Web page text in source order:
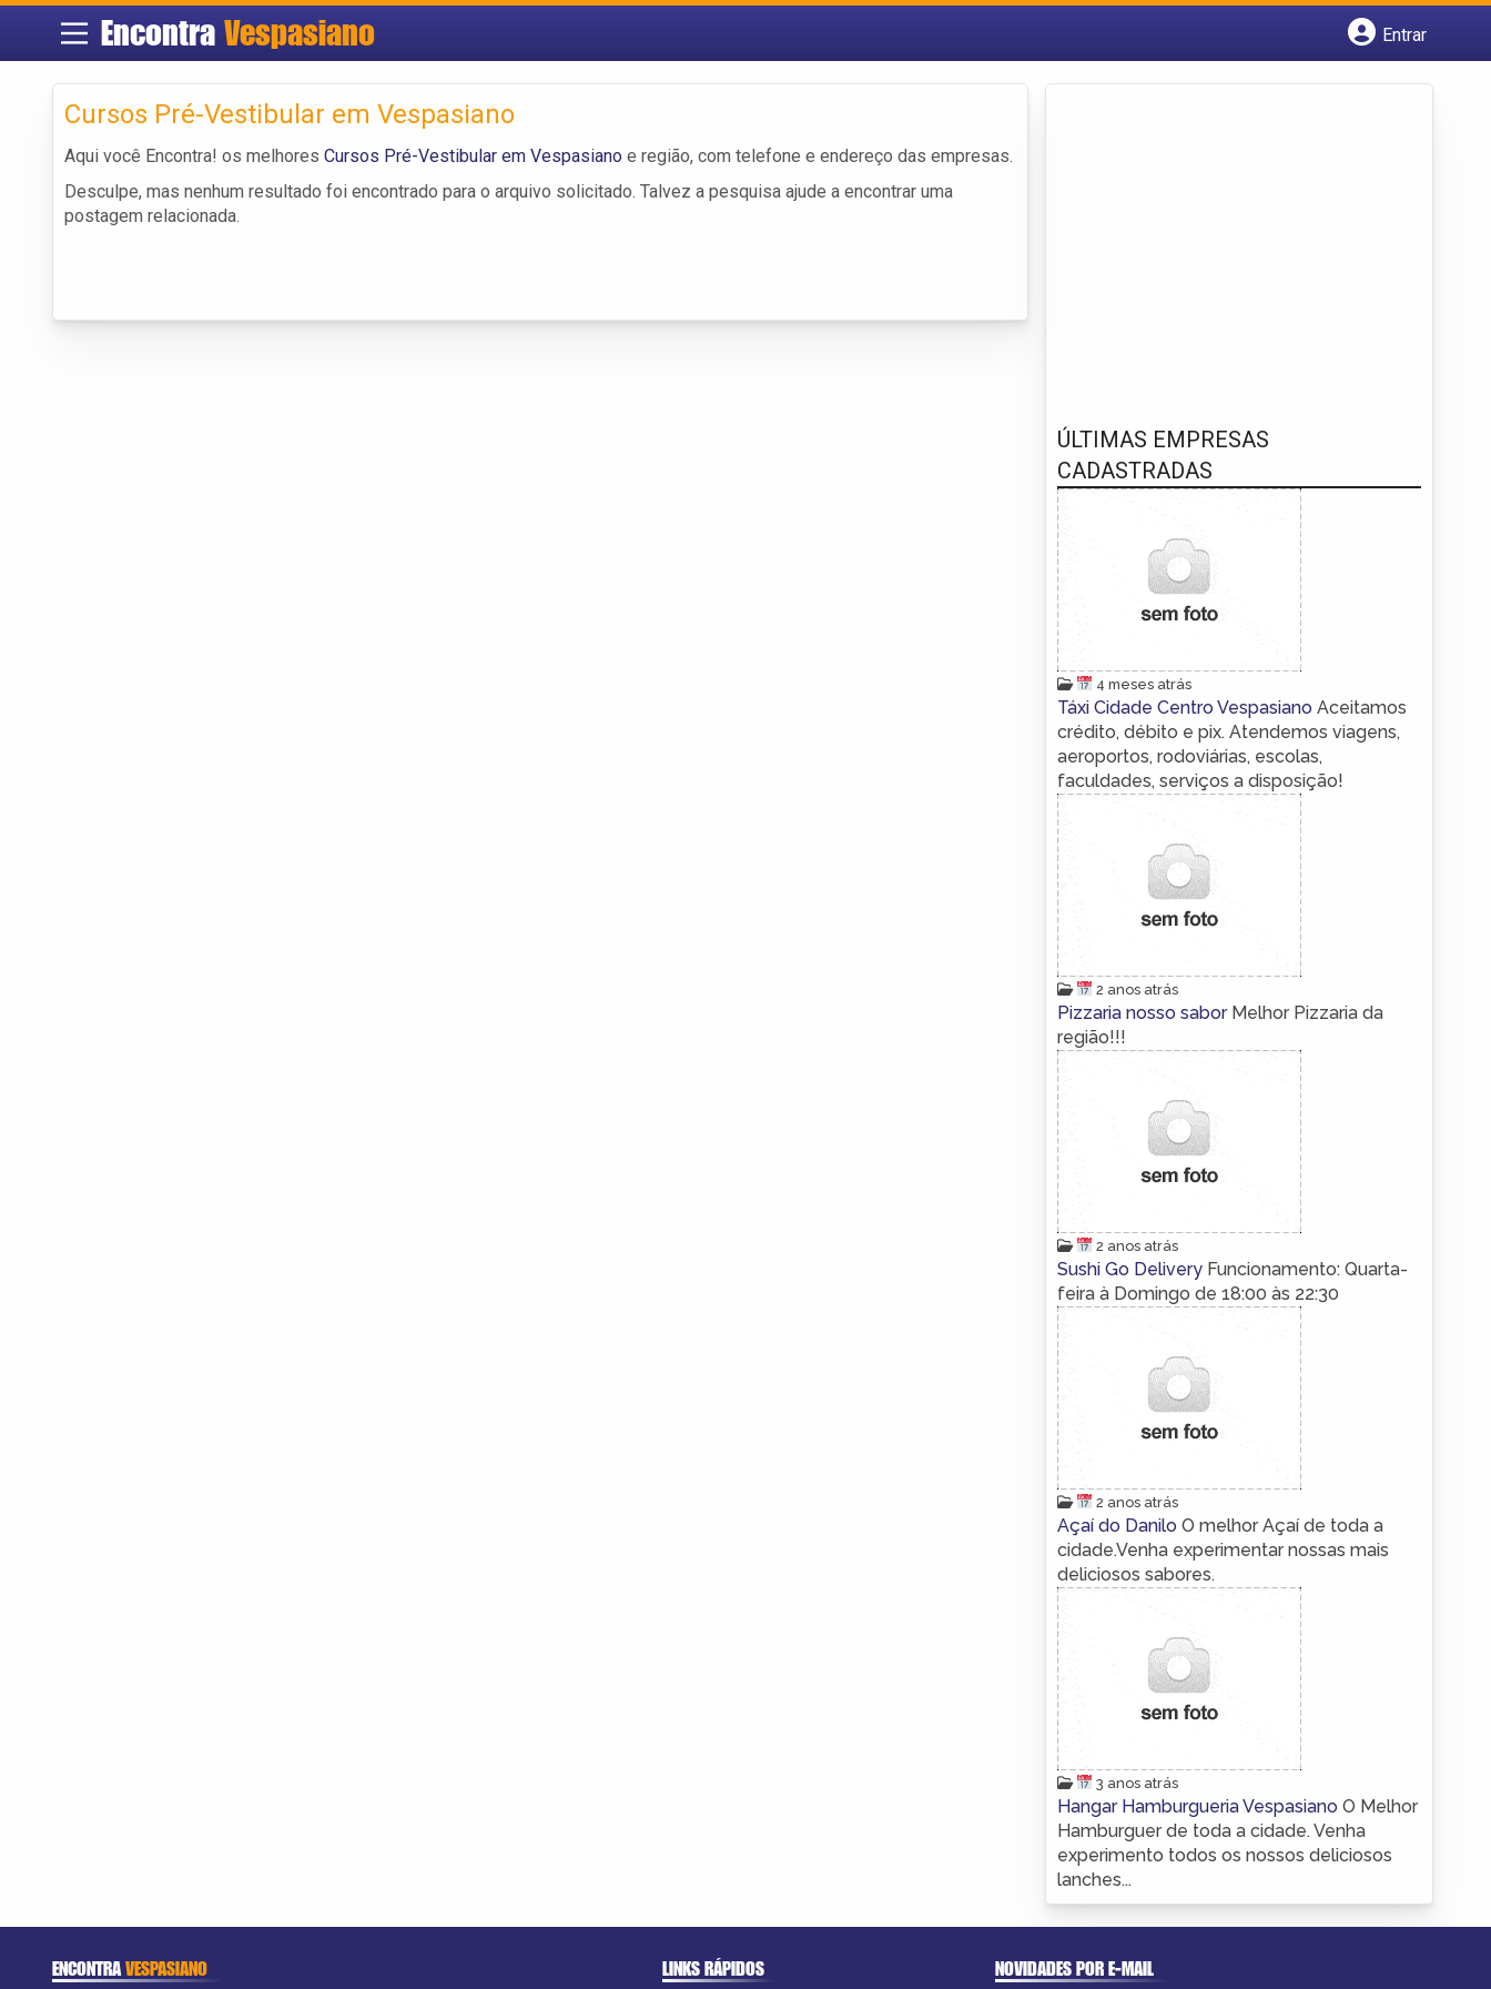
Encontra Vespasiano
Entrar
Cursos Pré-Vestibular em Vespasiano
Aqui você Encontra! os melhores Cursos Pré-Vestibular em Vespasiano e região, com telefone e endereço das empresas.
Desculpe, mas nenhum resultado foi encontrado para o arquivo solicitado. Talvez a pesquisa ajude a encontrar uma
postagem relacionada.
ÚLTIMAS EMPRESAS
CADASTRADAS
4 meses atrás
Táxi Cidade Centro Vespasiano Aceitamos
crédito, débito e pix. Atendemos viagens,
aeroportos, rodoviárias, escolas,
faculdades, serviços a disposição!
2 anos atrás
Pizzaria nosso sabor Melhor Pizzaria da
região!!!
2 anos atrás
Sushi Go Delivery Funcionamento: Quarta-
feira à Domingo de 18:00 às 22:30
2 anos atrás
Açaí do Danilo O melhor Açaí de toda a
cidade.Venha experimentar nossas mais
deliciosos sabores.
3 anos atrás
Hangar Hamburgueria Vespasiano O Melhor
Hamburguer de toda a cidade. Venha
experimento todos os nossos deliciosos
lanches...
ENCONTRAVESPASIANO LINKS RÁPIDOS NOVIDADES POR E-MAIL